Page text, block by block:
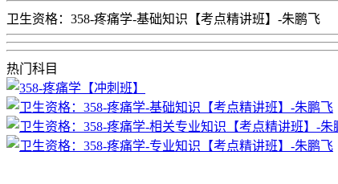
卫生资格：358-疼痛学-基础知识【考点精讲班】-朱鹏飞
热门科目